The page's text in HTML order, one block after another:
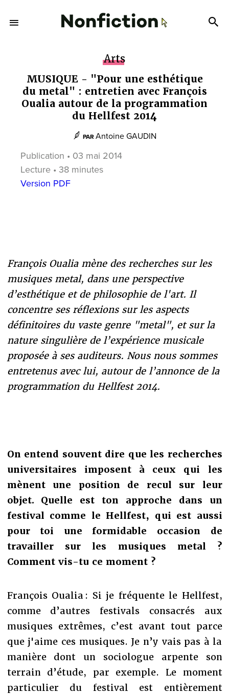
Arts
MUSIQUE - "Pour une esthétique
du metal" : entretien avec François
Oualia autour de la programmation
du Hellfest 2014
PAR Antoine GAUDIN
Publication • 03 mai 2014
Lecture • 38 minutes
Version PDF
François Oualia mène des recherches sur les
musiques metal, dans une perspective
d’esthétique et de philosophie de l'art. Il
concentre ses réflexions sur les aspects
définitoires du vaste genre "metal", et sur la
nature singulière de l’expérience musicale
proposée à ses auditeurs. Nous nous sommes
entretenus avec lui, autour de l’annonce de la
programmation du Hellfest 2014.
On entend souvent dire que les recherches
universitaires imposent à ceux qui les
mènent une position de recul sur leur
objet. Quelle est ton approche dans un
festival comme le Hellfest, qui est aussi
pour toi une formidable occasion de
travailler sur les musiques metal ?
Comment vis-tu ce moment ?
François Oualia : Si je fréquente le Hellfest,
comme d’autres festivals consacrés aux
musiques extrêmes, c’est avant tout parce
que j'aime ces musiques. Je n’y vais pas à la
manière dont un sociologue arpente son
terrain d’étude, par exemple. Le moment
particulier du festival est entièrement